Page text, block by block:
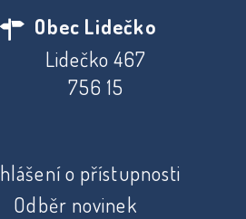
Obec Lidečko
Lidečko 467
756 15
o přístupnosti
Odběr novinek